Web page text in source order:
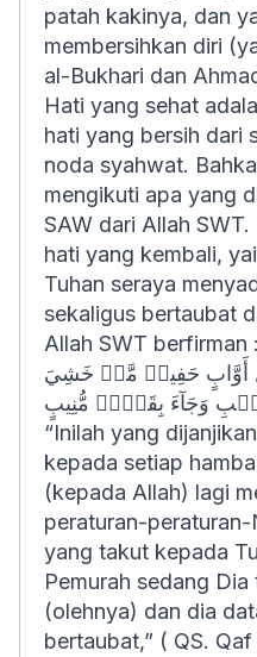
patah kakinya, dan
membersihkan diri
al-Bukhari dan
Hati yang sehat
hati yang bersih dari
noda syahwat.
mengikuti apa yang
SAW dari Allah
hati yang kembali,
Tuhan seraya
sekaligus bertaubat
Allah SWT berfirman :
أَوَّابٍ حَفِيظٖ مَّنۡ خَشِيَ
وَجَآءَ بِقَلۡبٖ مُّنِيبٍ
“Inilah yang
kepada setiap
(kepada Allah) lagi
peraturan-
yang takut kepada
Pemurah sedang
(olehnya) dan dia
bertaubat,” ( QS.